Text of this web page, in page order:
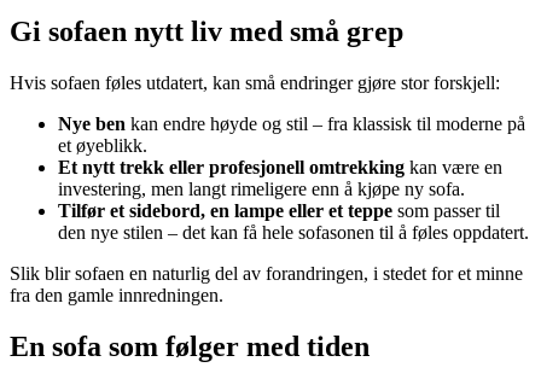
Gi sofaen nytt liv med små grep
Hvis sofaen føles utdatert, kan små endringer gjøre stor forskjell:
Nye ben kan endre høyde og stil – fra klassisk til moderne på
et øyeblikk.
Et nytt trekk eller profesjonell omtrekking kan være en
investering, men langt rimeligere enn å kjøpe ny sofa.
Tilfør et sidebord, en lampe eller et teppe som passer til
den nye stilen – det kan få hele sofasonen til å føles oppdatert.
Slik blir sofaen en naturlig del av forandringen, i stedet for et minne
fra den gamle innredningen.
En sofa som følger med tiden